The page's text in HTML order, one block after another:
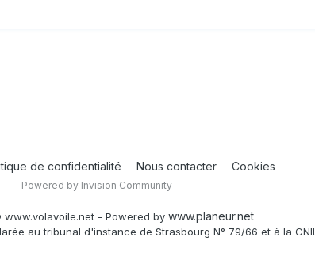
de confidentialité Nous contacter Cookies
Powered by Invision Community
- Powered by www.planeur.net
au tribunal d'instance de Strasbourg N° 79/66 et à la CNIL